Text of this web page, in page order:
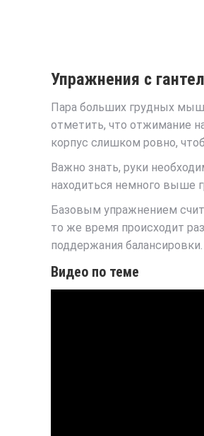
Упражнения с
Пара больших грудных
отметить, что отжимание
корпус слишком ровно,
Важно знать, руки
находиться немного выше
Базовым упражнением
то же время происходит
поддержания балансировки.
Видео по теме